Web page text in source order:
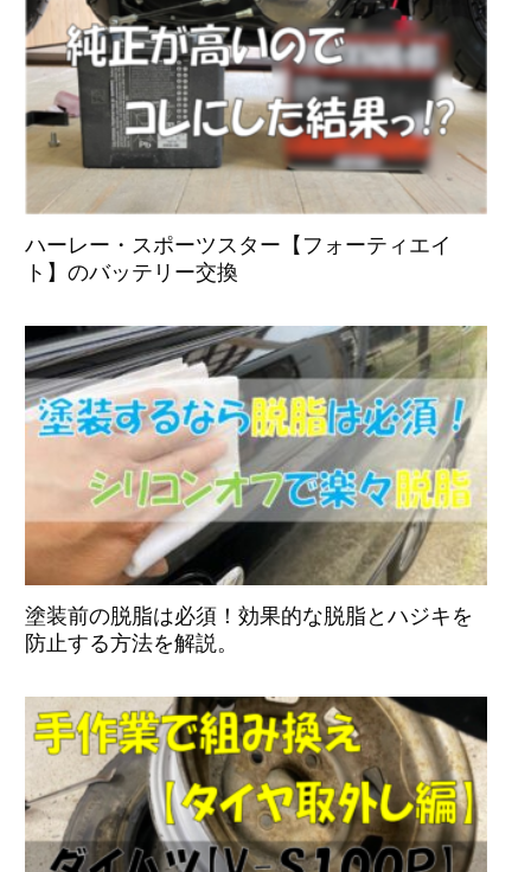
ハーレー・スポーツスター【フォーティエイ
ト】のバッテリー交換
塗装前の脱脂は必須！効果的な脱脂とハジキを
防止する方法を解説。